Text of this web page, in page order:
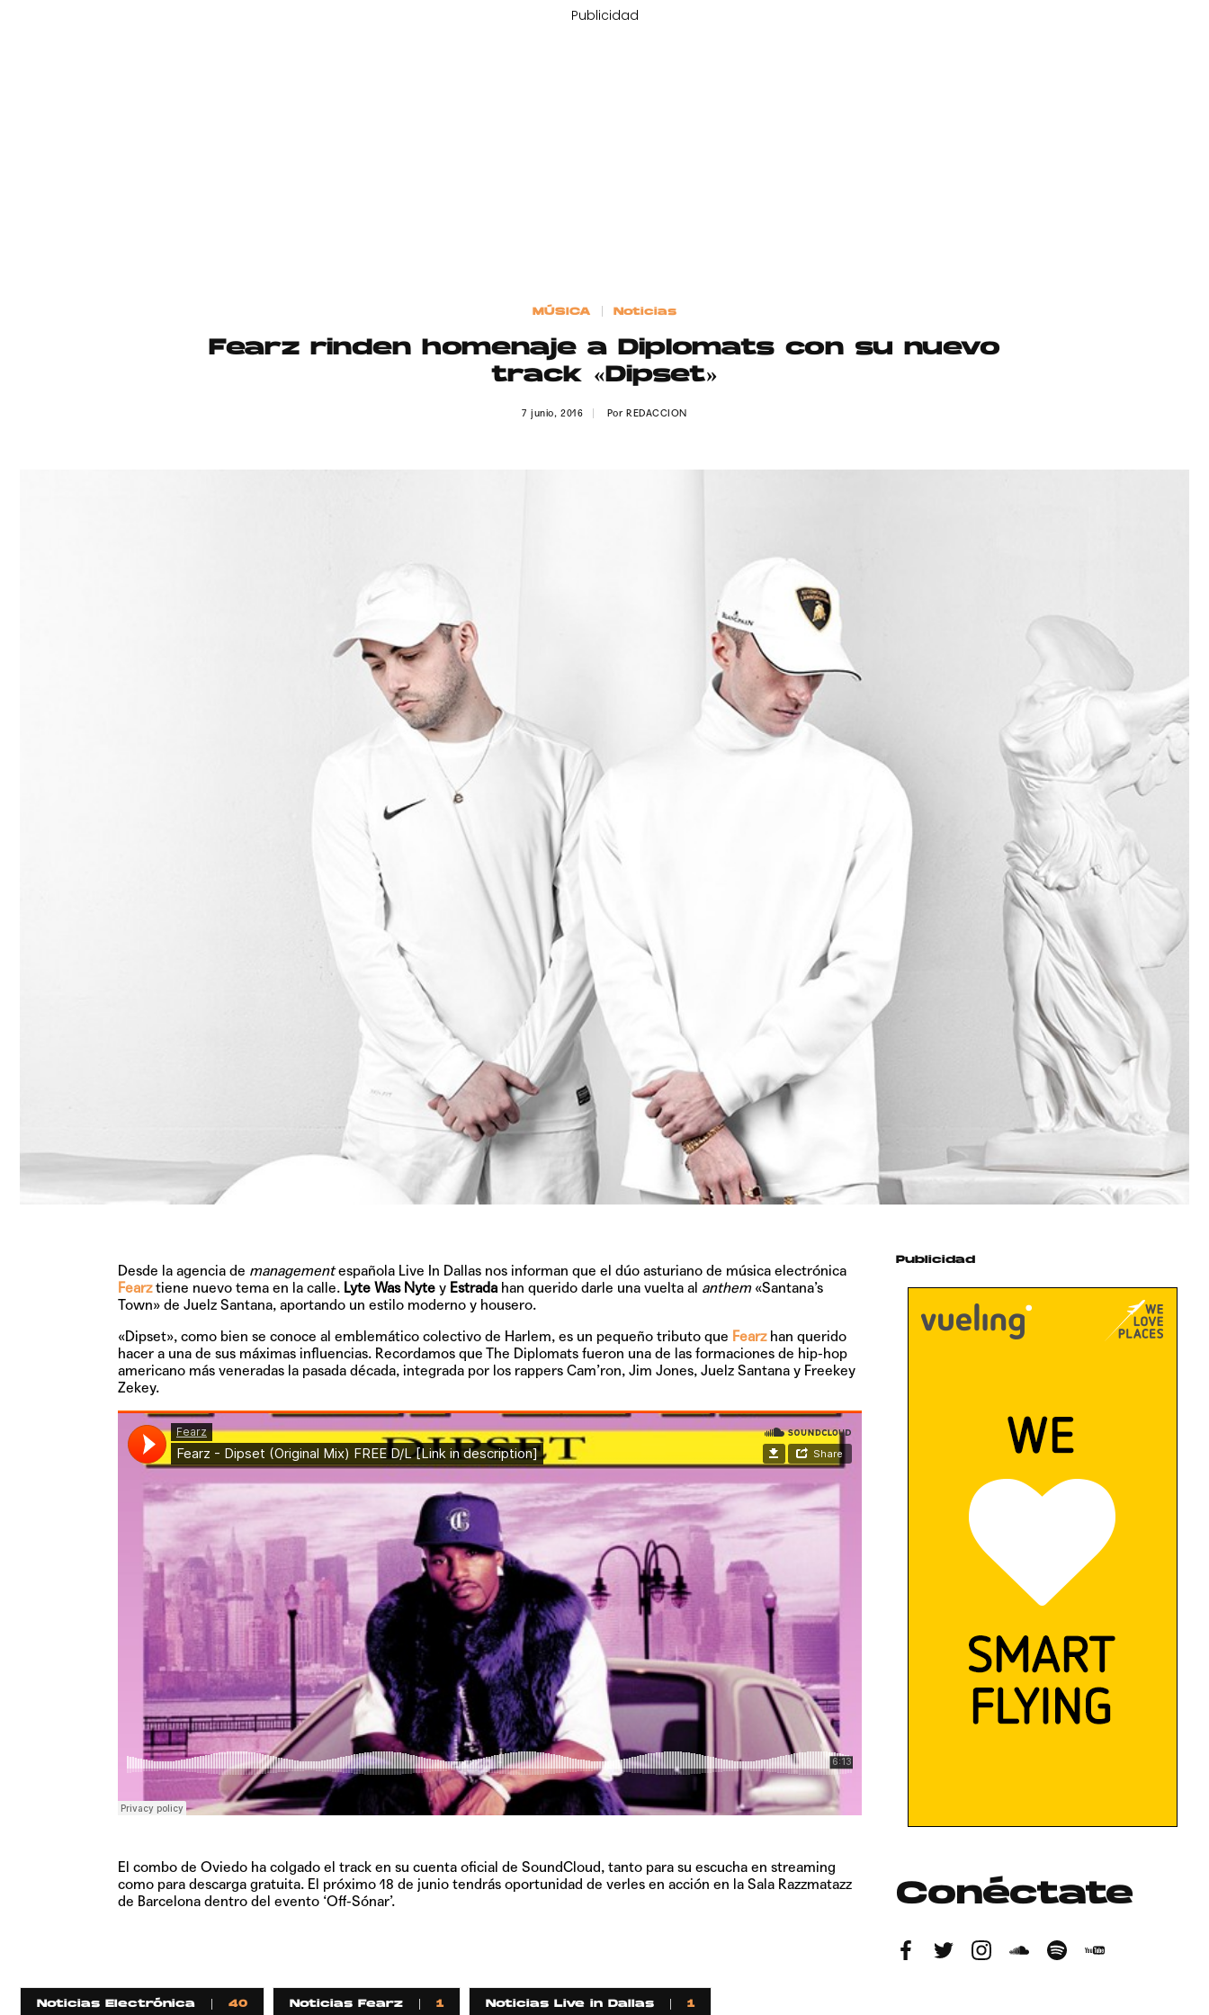
Publicidad
MÚSICA Noticias
Fearz rinden homenaje a Diplomats con su nuevo
track «Dipset»
7 junio, 2016 Por REDACCION
Desde la agencia de managementespañola Live In Dallasnos informan que el dúo asturiano de música electrónica
Fearztiene nuevo tema en la calle. Lyte Was Nytey Estrada han querido darle una vuelta al anthem«Santana’s
Town» de Juelz Santana, aportando un estilo moderno y housero.
«Dipset», como bien se conoce al emblemático colectivo de Harlem, es un pequeño tributo que Fearzhan querido
hacer a una de sus máximas influencias. Recordamos que The Diplomats fueron una de las formaciones de hip-hop
americano más veneradas la pasada década, integrada por los rappers Cam’ron, Jim Jones, Juelz Santana y Freekey
Zekey.
El combo de Oviedo ha colgado el track en su cuenta oficial de SoundCloud, tanto para su escucha en streaming
como para descarga gratuita. El próximo 18 de junio tendrás oportunidad de verles en acción en la Sala Razzmatazz
de Barcelona dentro del evento ‘Off-Sónar’.
Noticias Electrónica 40 Noticias Fearz 1 Noticias Live in Dallas 1
Publicidad
Conéctate